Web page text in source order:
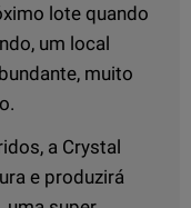
lote quando
um local
muito
a Crystal
e produzirá